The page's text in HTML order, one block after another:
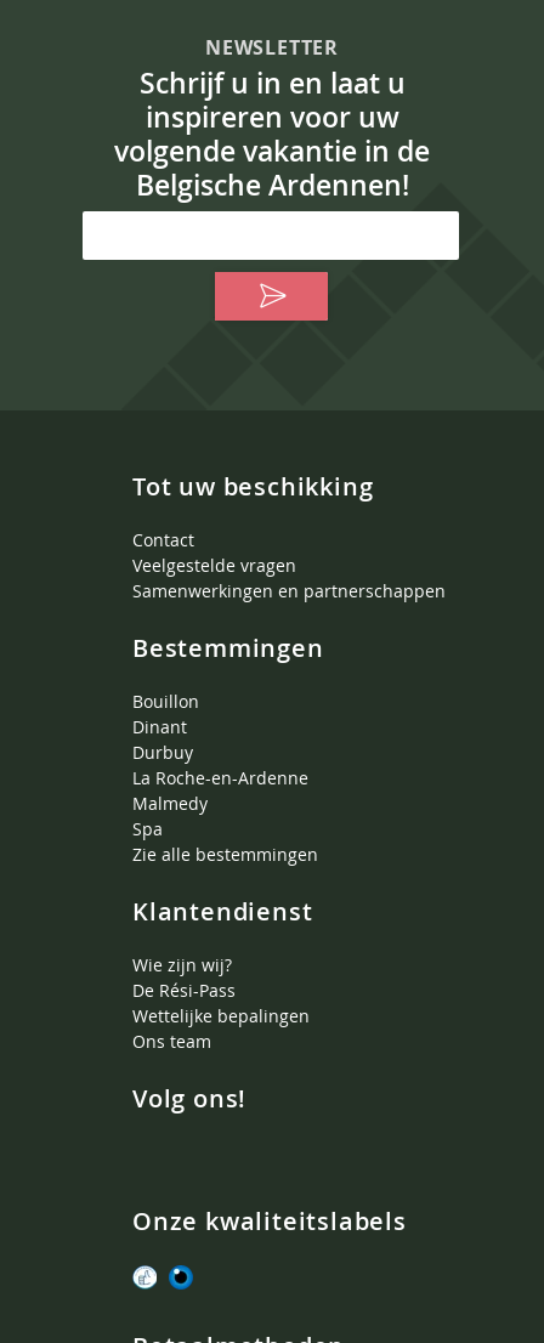
NEWSLETTER
Schrijf u in en laat u
inspireren voor uw
volgende vakantie in de
Belgische Ardennen!
Tot uw beschikking
Contact
Veelgestelde vragen
Samenwerkingen en partnerschappen
Bestemmingen
Bouillon
Dinant
Durbuy
La Roche-en-Ardenne
Malmedy
Spa
Zie alle bestemmingen
Klantendienst
Wie zijn wij?
De Rési-Pass
Wettelijke bepalingen
Ons team
Volg ons!
Onze kwaliteitslabels